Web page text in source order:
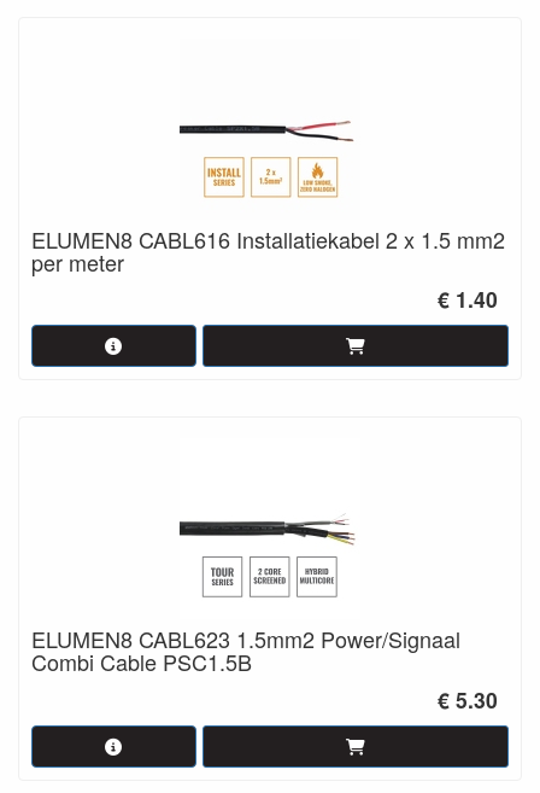
ELUMEN8 CABL616 Installatiekabel 2 x 1.5 mm2
per meter
€ 1.40
ELUMEN8 CABL623 1.5mm2 Power/Signaal
Combi Cable PSC1.5B
€ 5.30